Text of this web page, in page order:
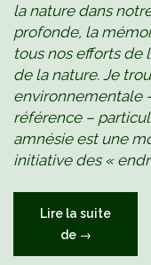
la nature dans
profonde, la
tous nos efforts de
de la nature. Je
environnementale
référence –
amnésie est une
initiative des «
Lire la suite
de « L’amnésie
→